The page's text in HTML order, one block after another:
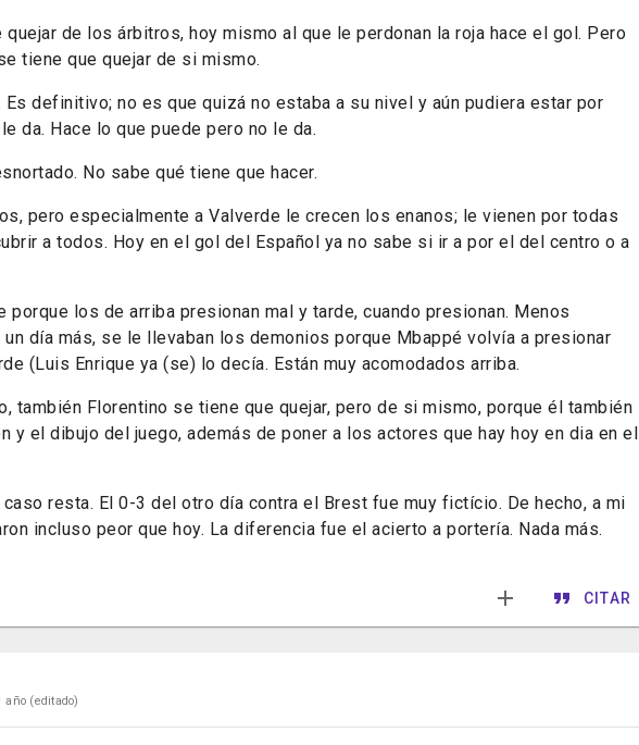
de los árbitros, hoy mismo al que le perdonan la roja hace el gol. Pero
tiene que quejar de si mismo.
Es definitivo; no es que quizá no estaba a su nivel y aún pudiera estar por
da. Hace lo que puede pero no le da.
No sabe qué tiene que hacer.
pero especialmente a Valverde le crecen los enanos; le vienen por todas
a todos. Hoy en el gol del Español ya no sabe si ir a por el del centro o a
porque los de arriba presionan mal y tarde, cuando presionan. Menos
un día más, se le llevaban los demonios porque Mbappé volvía a presionar
(Luis Enrique ya (se) lo decía. Están muy acomodados arriba.
también Florentino se tiene que quejar, pero de si mismo, porque él también
y el dibujo del juego, además de poner a los actores que hay hoy en dia en el
resta. El 0-3 del otro día contra el Brest fue muy fictício. De hecho, a mi
incluso peor que hoy. La diferencia fue el acierto a portería. Nada más.
CITAR
año (editado)